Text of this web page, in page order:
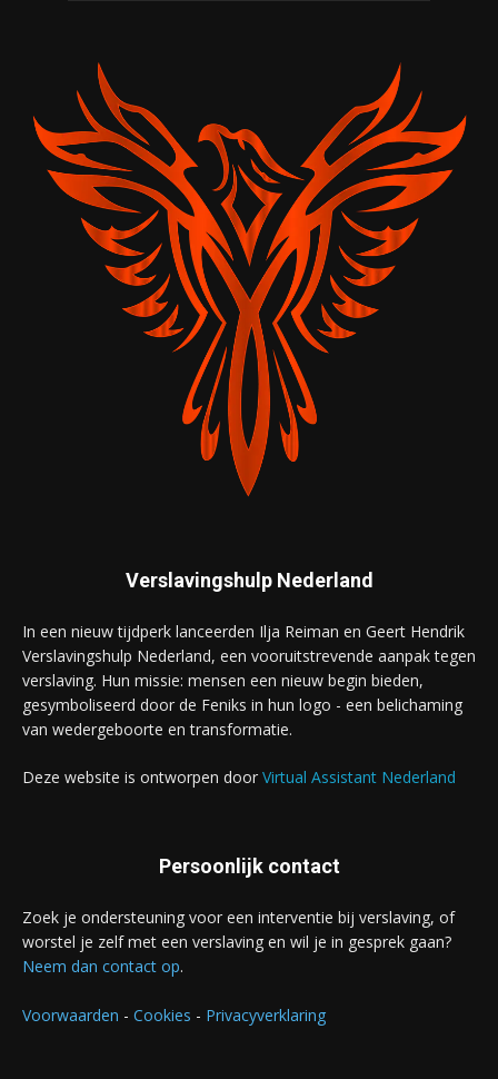
Verslavingshulp Nederland
In een nieuw tijdperk lanceerden Ilja Reiman en Geert Hendrik
Verslavingshulp Nederland, een vooruitstrevende aanpak tegen
verslaving. Hun missie: mensen een nieuw begin bieden,
gesymboliseerd door de Feniks in hun logo - een belichaming
van wedergeboorte en transformatie.
Deze website is ontworpen door Virtual Assistant Nederland
Persoonlijk contact
Zoek je ondersteuning voor een interventie bij verslaving, of
worstel je zelf met een verslaving en wil je in gesprek gaan?
Neem dan contact op.
Voorwaarden - Cookies - Privacyverklaring